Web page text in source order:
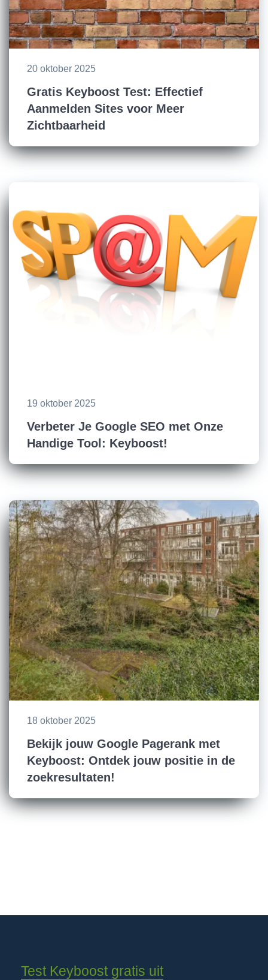
20 oktober 2025
Gratis Keyboost Test: Effectief
Aanmelden Sites voor Meer
Zichtbaarheid
19 oktober 2025
Verbeter Je Google SEO met Onze
Handige Tool: Keyboost!
18 oktober 2025
Bekijk jouw Google Pagerank met
Keyboost: Ontdek jouw positie in de
zoekresultaten!
Test Keyboost gratis uit